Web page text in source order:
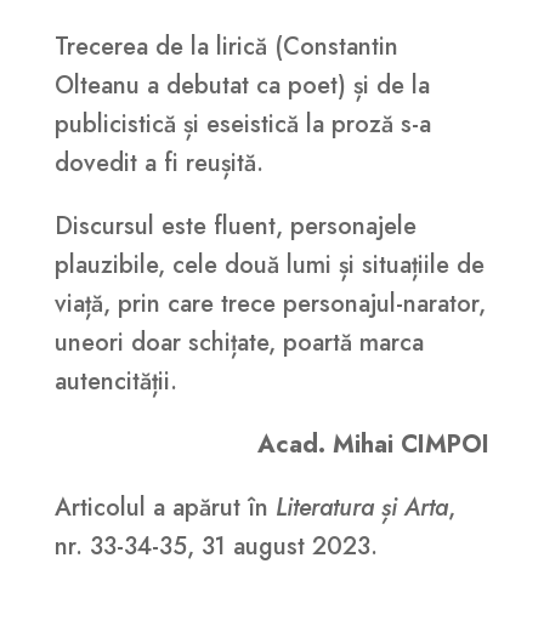
Trecerea de la lirică (Constantin
Olteanu a debutat ca poet) și de la
publicistică și eseistică la proză s-a
dovedit a fi reușită.
Discursul este fluent, personajele
plauzibile, cele două lumi și situațiile de
viață, prin care trece personajul-narator,
uneori doar schițate, poartă marca
autencității.
Acad. Mihai CIMPOI
Articolul a apărut în Literatura și Arta,
nr. 33-34-35, 31 august 2023.